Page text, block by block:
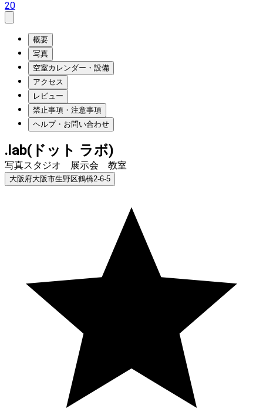
20
概要
写真
空室カレンダー・設備
アクセス
レビュー
禁止事項・注意事項
ヘルプ・お問い合わせ
.lab(ドット ラボ)
写真スタジオ 展示会 教室
大阪府大阪市生野区鶴橋2-6-5